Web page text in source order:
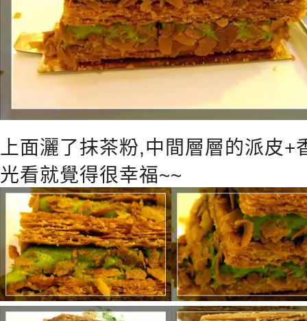
上面灑了抹茶粉,中間層層的派皮
光看就覺得很幸福~~